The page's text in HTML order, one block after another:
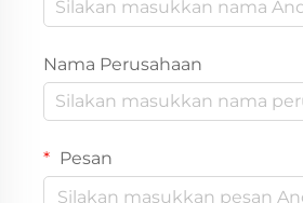
Nama Perusahaan
Pesan